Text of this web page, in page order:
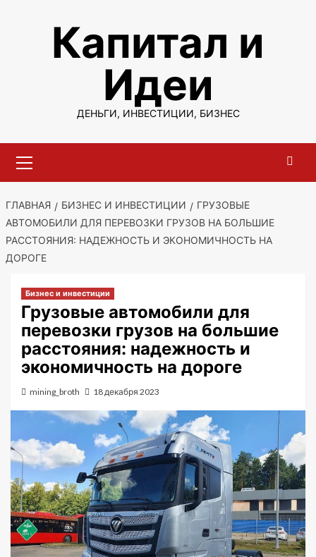
содержимомуКапитал и
Идеи
ДЕНЬГИ, ИНВЕСТИЦИИ, БИЗНЕС
меню
ГЛАВНАЯ БИЗНЕС И ИНВЕСТИЦИИ
ГРУЗОВЫЕ
АВТОМОБИЛИ ДЛЯ ПЕРЕВОЗКИ ГРУЗОВ НА БОЛЬШИЕ
РАССТОЯНИЯ: НАДЕЖНОСТЬ И ЭКОНОМИЧНОСТЬ НА
ДОРОГЕ
Бизнес и инвестиции
Грузовые автомобили для
перевозки грузов на большие
расстояния: надежность и
экономичность на дороге
mining_broth 18 декабря 2023